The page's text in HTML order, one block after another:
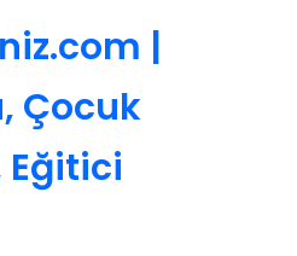
|
Çocuk
Eğitici